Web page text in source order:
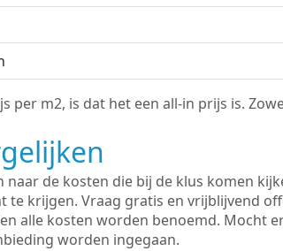
per m2, is dat het een all-in prijs is.
de kosten die bij de klus komen
te krijgen. Vraag gratis en vrijblijvend
alle kosten worden benoemd. Mocht
worden ingegaan.